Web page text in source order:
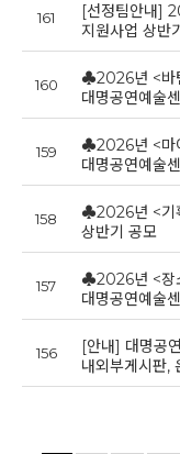
161
[선정팀안내]
지원사업 상반
160
♣2026년 <바
대명공연예술
159
♣2026년 <마
대명공연예술
158
♣2026년 <기
상반기 공모
157
♣2026년 <장
대명공연예술
156
[안내] 대명공
내외부게시판,